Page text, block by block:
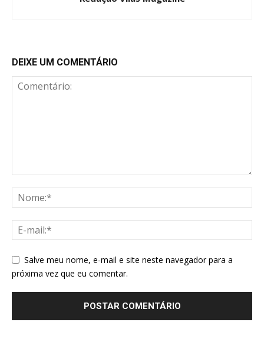
DEIXE UM COMENTÁRIO
Salve meu nome, e-mail e site neste navegador para a
próxima vez que eu comentar.